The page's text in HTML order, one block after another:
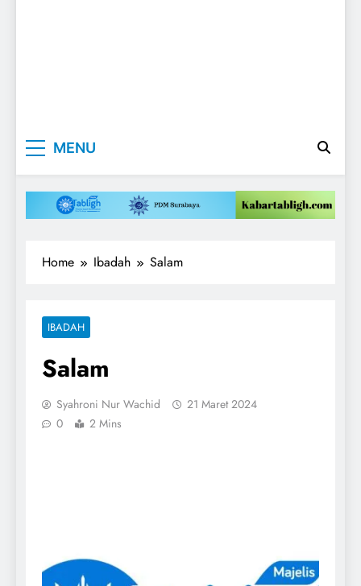
| Mencerahkan
MENU
Home Ibadah Salam
IBADAH
Salam
Syahroni Nur Wachid
21 Maret 2024
0
2 Mins